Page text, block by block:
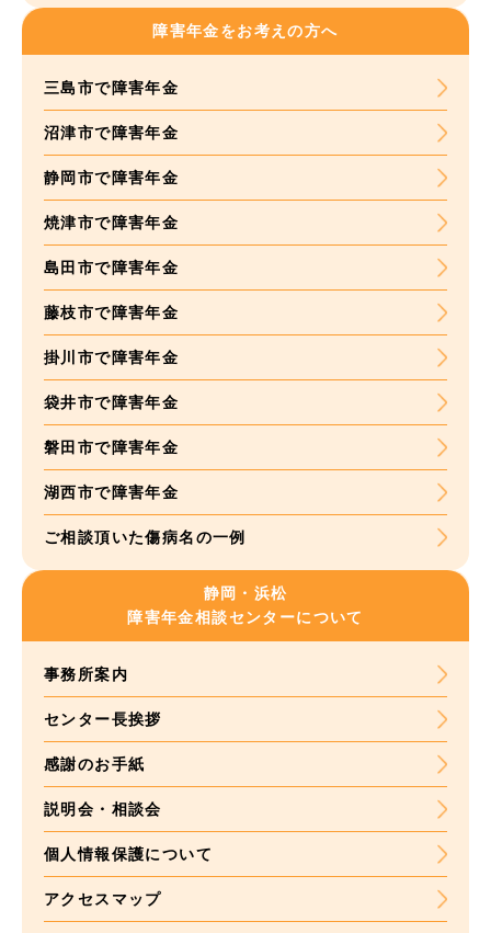
障害年金をお考えの方へ
三島市で障害年金
沼津市で障害年金
静岡市で障害年金
焼津市で障害年金
島田市で障害年金
藤枝市で障害年金
掛川市で障害年金
袋井市で障害年金
磐田市で障害年金
湖西市で障害年金
ご相談頂いた傷病名の一例
静岡・浜松
障害年金相談センターについて
事務所案内
センター長挨拶
感謝のお手紙
説明会・相談会
個人情報保護について
アクセスマップ